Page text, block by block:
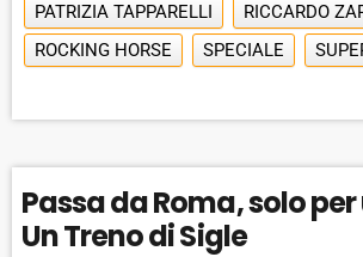
PATRIZIA TAPPARELLI
RICCARDO
ROCKING HORSE
SPECIALE
Passa da Roma, solo
Un Treno di Sigle